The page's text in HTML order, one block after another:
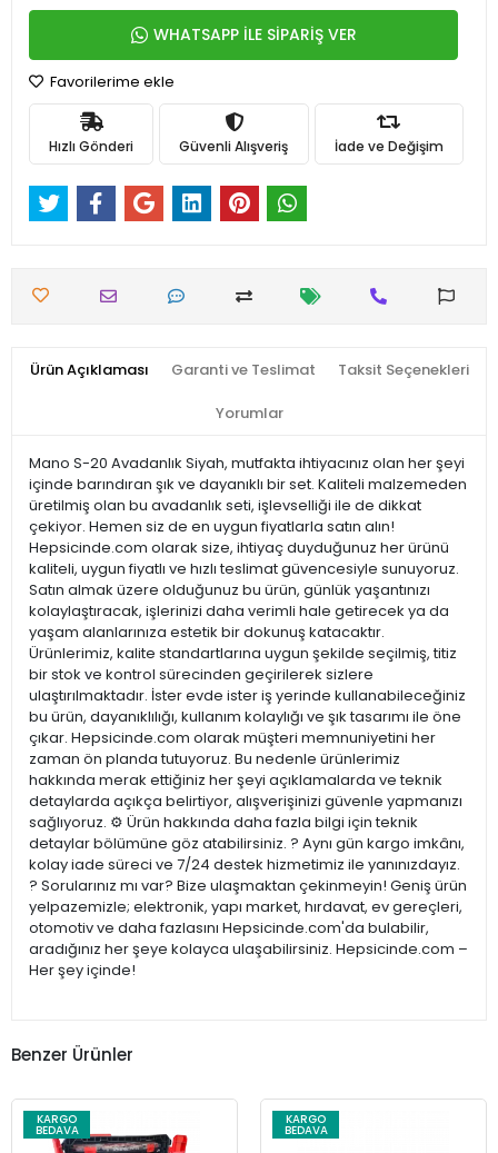
WHATSAPP İLE SİPARİŞ VER
Favorilerime ekle
Hızlı Gönderi Güvenli Alışveriş İade ve Değişim
Ürün Açıklaması Garanti ve Teslimat Taksit Seçenekleri
Yorumlar
Mano S-20 Avadanlık Siyah, mutfakta ihtiyacınız olan her şeyi
içinde barındıran şık ve dayanıklı bir set. Kaliteli malzemeden
üretilmiş olan bu avadanlık seti, işlevselliği ile de dikkat
çekiyor. Hemen siz de en uygun fiyatlarla satın alın!
Hepsicinde.com olarak size, ihtiyaç duyduğunuz her ürünü
kaliteli, uygun fiyatlı ve hızlı teslimat güvencesiyle sunuyoruz.
Satın almak üzere olduğunuz bu ürün, günlük yaşantınızı
kolaylaştıracak, işlerinizi daha verimli hale getirecek ya da
yaşam alanlarınıza estetik bir dokunuş katacaktır.
Ürünlerimiz, kalite standartlarına uygun şekilde seçilmiş, titiz
bir stok ve kontrol sürecinden geçirilerek sizlere
ulaştırılmaktadır. İster evde ister iş yerinde kullanabileceğiniz
bu ürün, dayanıklılığı, kullanım kolaylığı ve şık tasarımı ile öne
çıkar. Hepsicinde.com olarak müşteri memnuniyetini her
zaman ön planda tutuyoruz. Bu nedenle ürünlerimiz
hakkında merak ettiğiniz her şeyi açıklamalarda ve teknik
detaylarda açıkça belirtiyor, alışverişinizi güvenle yapmanızı
sağlıyoruz. ⚙️ Ürün hakkında daha fazla bilgi için teknik
detaylar bölümüne göz atabilirsiniz. ? Aynı gün kargo imkânı,
kolay iade süreci ve 7/24 destek hizmetimiz ile yanınızdayız.
? Sorularınız mı var? Bize ulaşmaktan çekinmeyin! Geniş ürün
yelpazemizle; elektronik, yapı market, hırdavat, ev gereçleri,
otomotiv ve daha fazlasını Hepsicinde.com'da bulabilir,
aradığınız her şeye kolayca ulaşabilirsiniz. Hepsicinde.com –
Her şey içinde!
Benzer Ürünler
KARGO
BEDAVA
KARGO
BEDAVA